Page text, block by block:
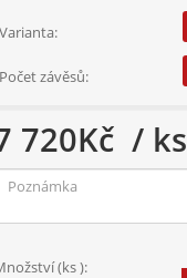
Varianta:
Počet závěsů:
720Kč / ks
(ks ):